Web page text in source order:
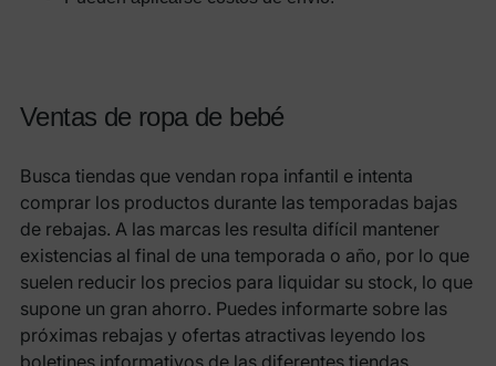
Ventas de ropa de bebé
Busca tiendas que vendan ropa infantil e intenta
comprar los productos durante las temporadas bajas
de rebajas. A las marcas les resulta difícil mantener
existencias al final de una temporada o año, por lo que
suelen reducir los precios para liquidar su stock, lo que
supone un gran ahorro. Puedes informarte sobre las
próximas rebajas y ofertas atractivas leyendo los